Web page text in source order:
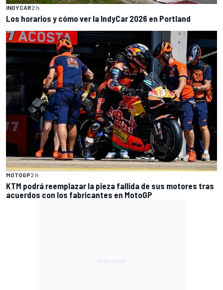
INDYCAR2 h
Los horarios y cómo ver la IndyCar 2026 en Portland
MOTOGP2 h
KTM podrá reemplazar la pieza fallida de sus motores tras
acuerdos con los fabricantes en MotoGP